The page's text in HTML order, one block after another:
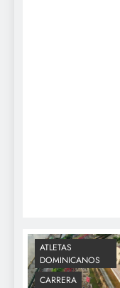
ATLETAS
DOMINICANOS
CARRERA